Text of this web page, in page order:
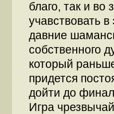
благо, так и
учавствовать
давние
собственного
который
придется
дойти до
Игра